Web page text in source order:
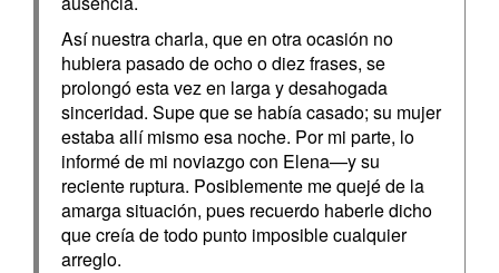
Así nuestra charla, que en otra ocasión no
hubiera pasado de ocho o diez frases, se
prolongó esta vez en larga y desahogada
sinceridad. Supe que se había casado; su mujer
estaba allí mismo esa noche. Por mi parte, lo
informé de mi noviazgo con Elena—y su
reciente ruptura. Posiblemente me quejé de la
amarga situación, pues recuerdo haberle dicho
que creía de todo punto imposible cualquier
arreglo.